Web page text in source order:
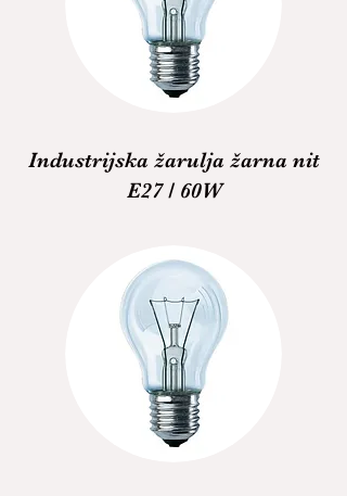
Industrijska žarulja žarna nit
E27 / 60W